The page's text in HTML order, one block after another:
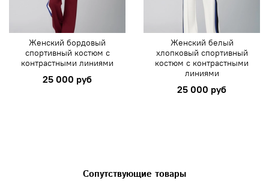
Женский бордовый
спортивный костюм с
контрастными линиями
25 000 руб
Женский белый
хлопковый спортивный
костюм с контрастными
линиями
25 000 руб
Сопутствующие товары